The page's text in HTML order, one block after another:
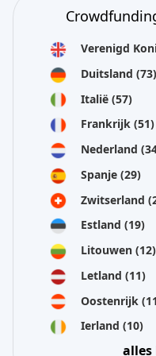
Verenigd
Duitsland (73)
Italië (57)
Frankrijk (51)
Nederland
Spanje (29)
Zwitserland
Estland (19)
Litouwen (12)
Letland (11)
Oostenrijk
Ierland (10)
alles